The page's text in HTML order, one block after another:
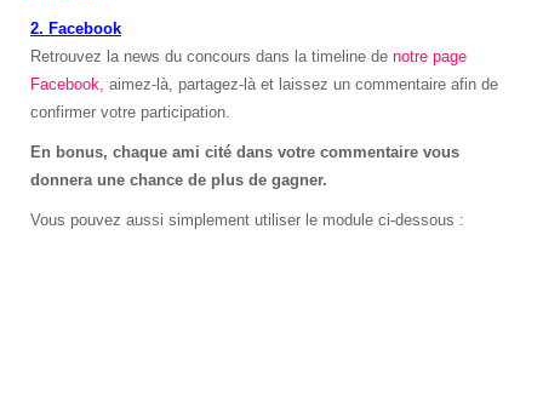
2. Facebook
Retrouvez la news du concours dans la timeline de notre page
Facebook, aimez-là, partagez-là et laissez un commentaire afin de
confirmer votre participation.
En bonus, chaque ami cité dans votre commentaire vous
donnera une chance de plus de gagner.
Vous pouvez aussi simplement utiliser le module ci-dessous :